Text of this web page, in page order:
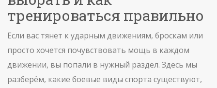
тренироваться правильно
Если вас тянет к ударным движениям, броскам или
просто хочется почувствовать мощь в каждом
движении, вы попали в нужный раздел. Здесь мы
разберём, какие боевые виды спорта существуют,